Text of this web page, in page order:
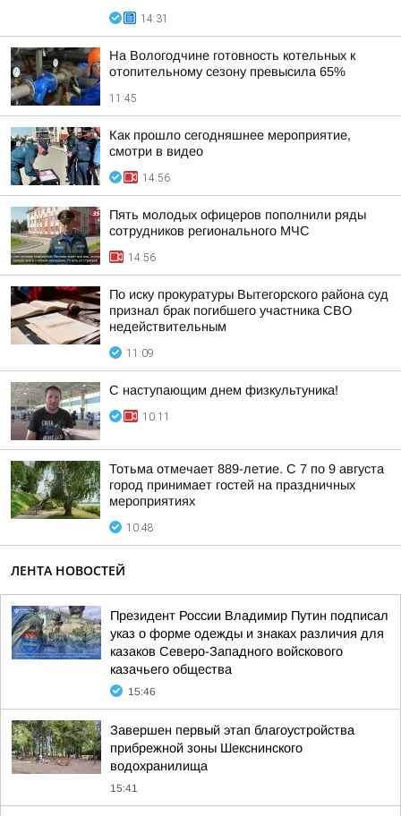
14:31
На Вологодчине готовность котельных к
отопительному сезону превысила 65%
11:45
Как прошло сегодняшнее мероприятие,
смотри в видео
14:56
Пять молодых офицеров пополнили ряды
сотрудников регионального МЧС
14:56
По иску прокуратуры Вытегорского района суд
признал брак погибшего участника СВО
недействительным
11:09
С наступающим днем физкультуника!
10:11
Тотьма отмечает 889-летие. С 7 по 9 августа
город принимает гостей на праздничных
мероприятиях
10:48
ЛЕНТА НОВОСТЕЙ
Президент России Владимир Путин подписал
указ о форме одежды и знаках различия для
казаков Северо-Западного войскового
казачьего общества
15:46
Завершен первый этап благоустройства
прибрежной зоны Шекснинского
водохранилища
15:41